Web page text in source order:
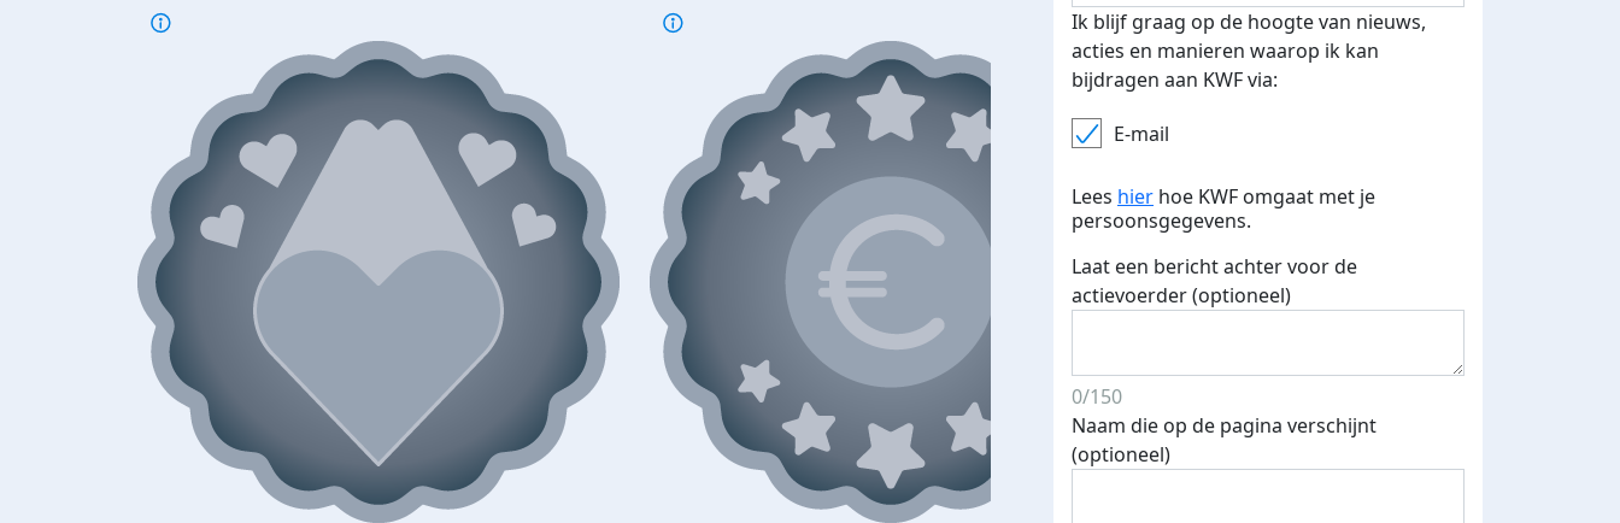
Ik blijf graag op de hoogte van nieuws,
acties en manieren waarop ik kan
bijdragen aan KWF via:
E-mail
Lees hier hoe KWF omgaat met je
persoonsgegevens.
Laat een bericht achter voor de
actievoerder (optioneel)
0/150
Naam die op de pagina verschijnt
(optioneel)